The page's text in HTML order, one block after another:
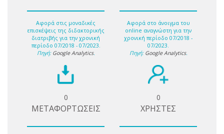
Αφορά στις μοναδικές
επισκέψεις της διδακτορικής
διατριβής για την χρονική
περίοδο 07/2018 - 07/2023.
Πηγή: Google Analytics.
Αφορά στο άνοιγμα του
online αναγνώστη για την
χρονική περίοδο 07/2018 -
07/2023.
Πηγή: Google Analytics.
0
ΜΕΤΑΦΟΡΤΩΣΕΙΣ
0
ΧΡΗΣΤΕΣ